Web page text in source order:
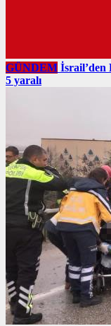
GÜNDEM İsrail’den
5 yaralı